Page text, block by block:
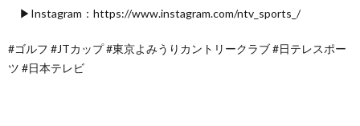
▶Instagram：https://www.instagram.com/ntv_sports_/
#ゴルフ #JTカップ #東京よみうりカントリークラブ #日テレスポー
ツ #日本テレビ